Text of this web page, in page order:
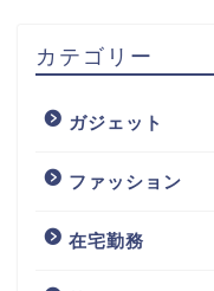
カテゴリー
ガジェット
ファッション
在宅勤務